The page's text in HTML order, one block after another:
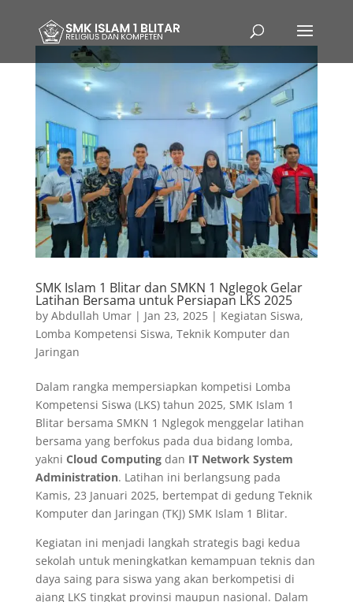
SMK Islam 1 Blitar dan SMKN 1 Nglegok Gelar
Latihan Bersama untuk Persiapan LKS 2025
by Abdullah Umar| Jan 23, 2025| Kegiatan Siswa,
Lomba Kompetensi Siswa, Teknik Komputer dan
Jaringan
Dalam rangka mempersiapkan kompetisi Lomba
Kompetensi Siswa (LKS) tahun 2025, SMK Islam 1
Blitar bersama SMKN 1 Nglegok menggelar latihan
bersama yang berfokus pada dua bidang lomba,
yakni Cloud Computingdan IT Network System
Administration. Latihan ini berlangsung pada
Kamis, 23 Januari 2025, bertempat di gedung Teknik
Komputer dan Jaringan (TKJ) SMK Islam 1 Blitar.
Kegiatan ini menjadi langkah strategis bagi kedua
sekolah untuk meningkatkan kemampuan teknis dan
daya saing para siswa yang akan berkompetisi di
ajang LKS tingkat provinsi maupun nasional. Dalam